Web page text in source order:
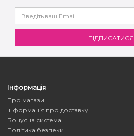
Інформація
Про магазин
Інформація про доставку
Бонусна система
Політика безпеки